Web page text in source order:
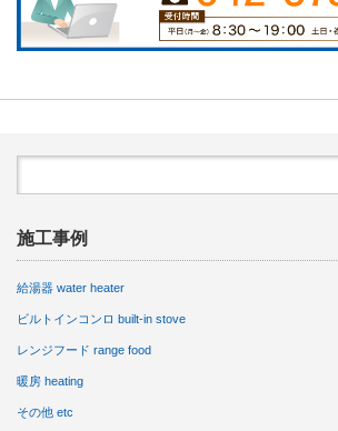
施工事例
給湯器 water heater
ビルトインコンロ built-in stove
レンジフード range food
暖房 heating
その他 etc